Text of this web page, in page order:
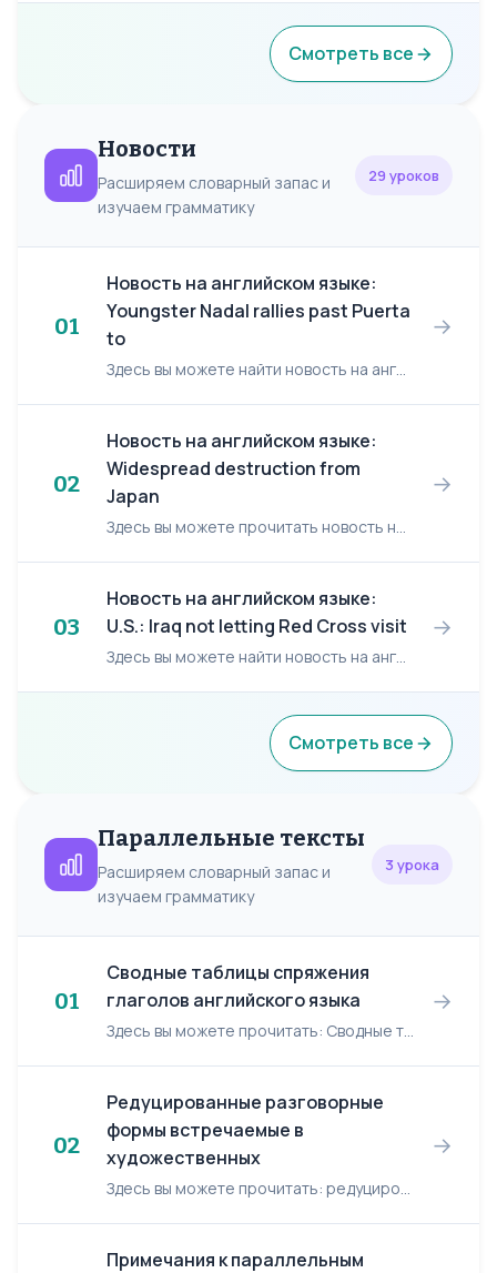
Смотреть все
Новости
Расширяем словарный запас и
изучаем грамматику
29 уроков
01
Новость на английском языке:
Youngster Nadal rallies past Puerta
to
Здесь вы можете найти новость на английском языке: Youngster Nadal rallies past Puerta to claim title. Teen prodigy Rafael Nadal lost a tiebreaker filled with marvelous exchanges, faced t...
→
02
Новость на английском языке:
Widespread destruction from
Japan
Здесь вы можете прочитать новость на английском языке: Widespread destruction from Japan earthquake, tsunamis. The morning after Japan was struck by the most powerful earthquake to hit the isla...
→
03
Новость на английском языке:
U.S.: Iraq not letting Red Cross visit
Здесь вы можете найти новость на английском языке: U.S.: Iraq not letting Red Cross visit POWs. Iraq still has not let the International Committee of the Red Cross visit U.S. prisoners of...
→
Смотреть все
Параллельные тексты
Расширяем словарный запас и
изучаем грамматику
3 урока
01
Сводные таблицы спряжения
глаголов английского языка
Здесь вы можете прочитать: Сводные таблицы спряжения глаголов английского языка. Автор: Александр Васильев Вид > Indefinite Continuous ...
→
02
Редуцированные разговорные
формы встречаемые в
художественных
Здесь вы можете прочитать: редуцированные разговорные формы встречаемые в художественных произведениях. Автор: Александр Васильев Слова, входящие в число наиболее часто встречающихся (по моим...
→
Примечания к параллельным